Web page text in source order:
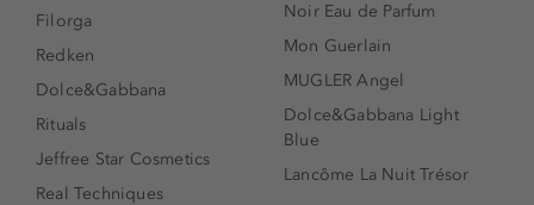
Filorga
Redken
Dolce&Gabbana
Rituals
Jeffree Star Cosmetics
Real Techniques
Noir Eau de Parfum
Mon Guerlain
MUGLER Angel
Dolce&Gabbana Light
Blue
Lancôme La Nuit Trésor